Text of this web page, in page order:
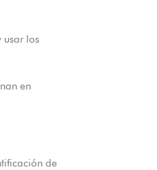
usar los
en
de